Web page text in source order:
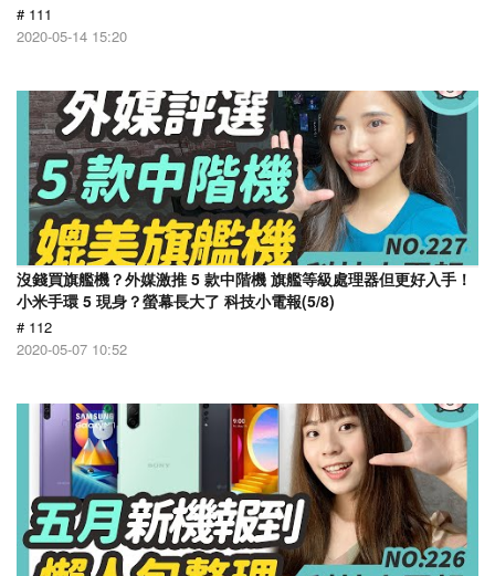
# 111
2020-05-14 15:20
沒錢買旗艦機？外媒激推 5 款中階機 旗艦等級處理器但更好入手！
小米手環 5 現身？螢幕長大了 科技小電報(5/8)
# 112
2020-05-07 10:52